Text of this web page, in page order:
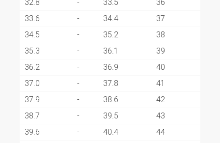
32.8
- 33.5
36
33.6
- 34.4
37
34.5
- 35.2
38
35.3
- 36.1
39
36.2
- 36.9
40
37.0
- 37.8
41
37.9
- 38.6
42
38.7
- 39.5
43
39.6
- 40.4
44